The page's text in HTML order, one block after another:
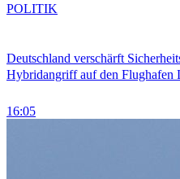
Deutschland verschärft
Hybridangriff auf den Flughafen
16:05
POLITIK